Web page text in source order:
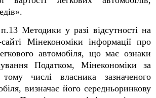
Методики у разі відсутності на
Мінекономіки інформації про
автомобіля, що має ознаки
Податком, Мінекономіки за
числі власника зазначеного
визначає його середньоринкову